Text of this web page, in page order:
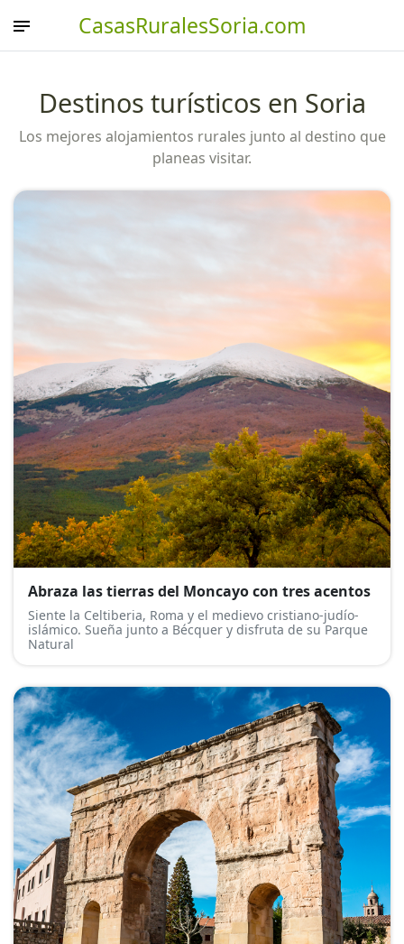
CasasRuralesSoria.com
Destinos turísticos en Soria
Los mejores alojamientos rurales junto al destino que
planeas visitar.
Abraza las tierras del Moncayo con tres acentos
Siente la Celtiberia, Roma y el medievo cristiano-judío-
islámico. Sueña junto a Bécquer y disfruta de su Parque
Natural